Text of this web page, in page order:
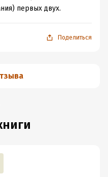
первых двух.
Поделиться